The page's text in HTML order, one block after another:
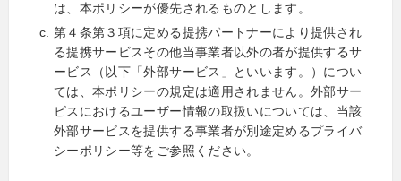
は、本ポリシーが優先されるものとします。
第４条第３項に定める提携パートナーにより提供され
る提携サービスその他当事業者以外の者が提供するサ
ービス（以下「外部サービス」といいます。）につい
ては、本ポリシーの規定は適用されません。外部サー
ビスにおけるユーザー情報の取扱いについては、当該
外部サービスを提供する事業者が別途定めるプライバ
シーポリシー等をご参照ください。